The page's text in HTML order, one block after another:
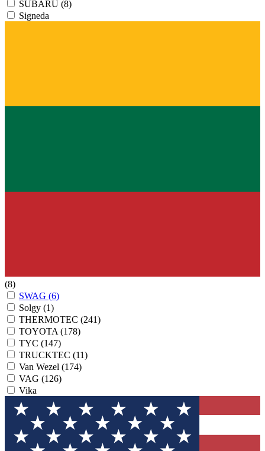
SUBARU (8)
Signeda
(8)
SWAG (6)
Solgy (1)
THERMOTEC (241)
TOYOTA (178)
TYC (147)
TRUCKTEC (11)
Van Wezel (174)
VAG (126)
Vika